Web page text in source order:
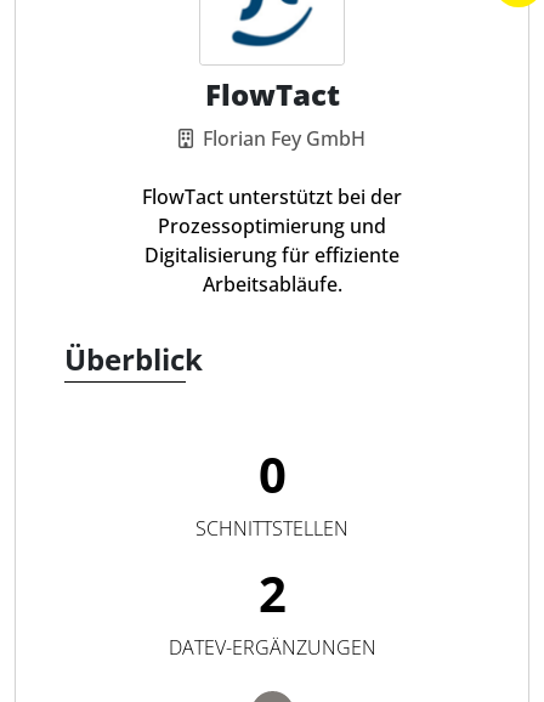
FlowTact
Florian Fey GmbH
FlowTact unterstützt bei der
Prozessoptimierung und
Digitalisierung für effiziente
Arbeitsabläufe.
Überblick
0
SCHNITTSTELLEN
2
DATEV-ERGÄNZUNGEN